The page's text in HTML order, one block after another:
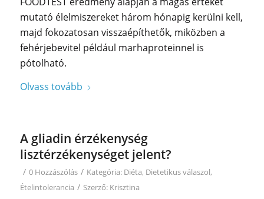
mutató élelmiszereket három hónapig kerülni kell,
majd fokozatosan visszaépíthetők, miközben a
fehérjebevitel például marhaproteinnel is
pótolható.
Olvass tovább
A gliadin érzékenység
lisztérzékenységet jelent?
/ 0 Hozzászólás / Kategória: Diéta, Dietetikus válaszol,
Ételintolerancia / Szerző: Krisztina